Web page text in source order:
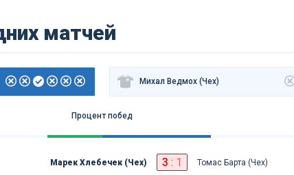
матчей
Михал Ведмох (Чех)
Процент побед
Марек Хлебечек (Чех) 3 : 1 Томас Барта (Чех)